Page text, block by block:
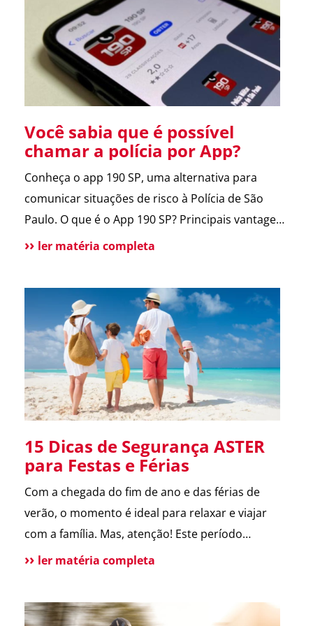
entregador e morador. Um armário inteligente,
seguro e disponível […]
Você sabia que é possível
chamar a polícia por App?
Conheça o app 190 SP, uma alternativa para
comunicar situações de risco à Polícia de São
Paulo. O que é o App 190 SP? Principais vantagens
e benefícios para a população Situações de uso
tradicional ainda disponível Conclusão O app 190
melhora a comunicação […]
ler matéria completa
15 Dicas de Segurança ASTER
para Festas e Férias
Com a chegada do fim de ano e das férias de
verão, o momento é ideal para relaxar e viajar
com a família. Mas, atenção! Este período
também é marcado por um aumento de
segurança que destacamos ao longo de 2024.
ler matéria completa